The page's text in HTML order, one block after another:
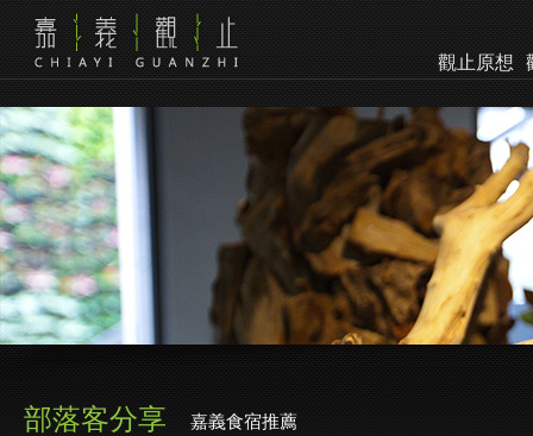
觀止原想
部落客分享 嘉義食宿推薦